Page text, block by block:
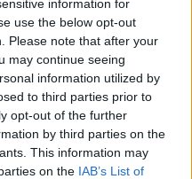
information for
use the below opt-out
Please note that after your
may continue seeing
information utilized by
to third parties prior to
opt-out of the further
by third parties on the
This information may
on the IAB’s List of